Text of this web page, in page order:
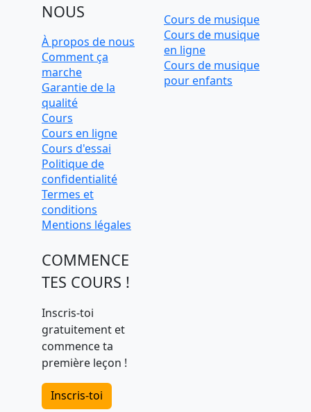
NOUS
À propos de nous
Comment ça
marche
Garantie de la
qualité
Cours
Cours en ligne
Cours d'essai
Politique de
confidentialité
Termes et
conditions
Mentions légales
COMMENCE
TES COURS !
Inscris-toi
gratuitement et
commence ta
première leçon !
Inscris-toi
Cours de musique
Cours de musique
en ligne
Cours de musique
pour enfants